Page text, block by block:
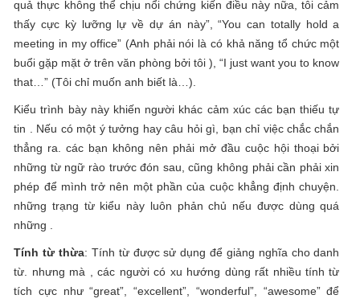
quả thực không thể chịu nổi chứng kiến điều này nữa, tôi cảm
thấy cực kỳ lưỡng lự về dự án này”, “You can totally hold a
meeting in my office” (Anh phải nói là có khả năng tổ chức một
buổi gặp mặt ở trên văn phòng bởi tôi ), “I just want you to know
that…” (Tôi chỉ muốn anh biết là…).
Kiểu trình bày này khiến người khác cảm xúc các bạn thiếu tự
tin . Nếu có một ý tưởng hay câu hỏi gì, bạn chỉ việc chắc chắn
thẳng ra. các bạn không nên phải mở đầu cuộc hội thoại bởi
những từ ngữ rào trước đón sau, cũng không phải cần phải xin
phép để mình trở nên một phần của cuộc khẳng định chuyện.
những trạng từ kiểu này luôn phản chủ nếu được dùng quá
những .
Tính từ thừa: Tính từ được sử dụng để giảng nghĩa cho danh
từ. nhưng mà , các người có xu hướng dùng rất nhiều tính từ
tích cực như “great”, “excellent”, “wonderful”, “awesome” để